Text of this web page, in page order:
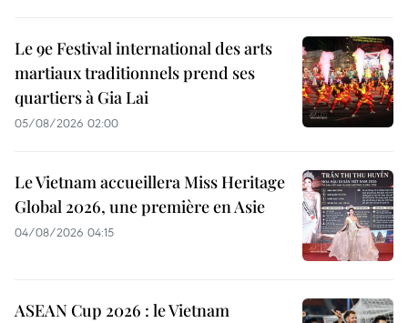
Le 9e Festival international des arts
martiaux traditionnels prend ses
quartiers à Gia Lai
05/08/2026 02:00
Le Vietnam accueillera Miss Heritage
Global 2026, une première en Asie
04/08/2026 04:15
ASEAN Cup 2026 : le Vietnam